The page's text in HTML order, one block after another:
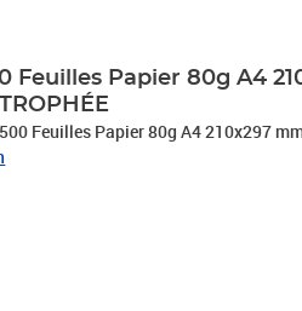
Feuilles Papier 80g A4
Feuilles Papier 80g A4 210x297